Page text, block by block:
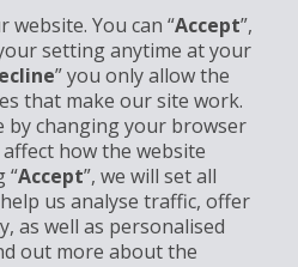
website. You can “Accept”,
setting anytime at your
” you only allow the
that make our site work.
by changing your browser
how the website
“Accept”, we will set all
us analyse traffic, offer
as well as personalised
out more about the